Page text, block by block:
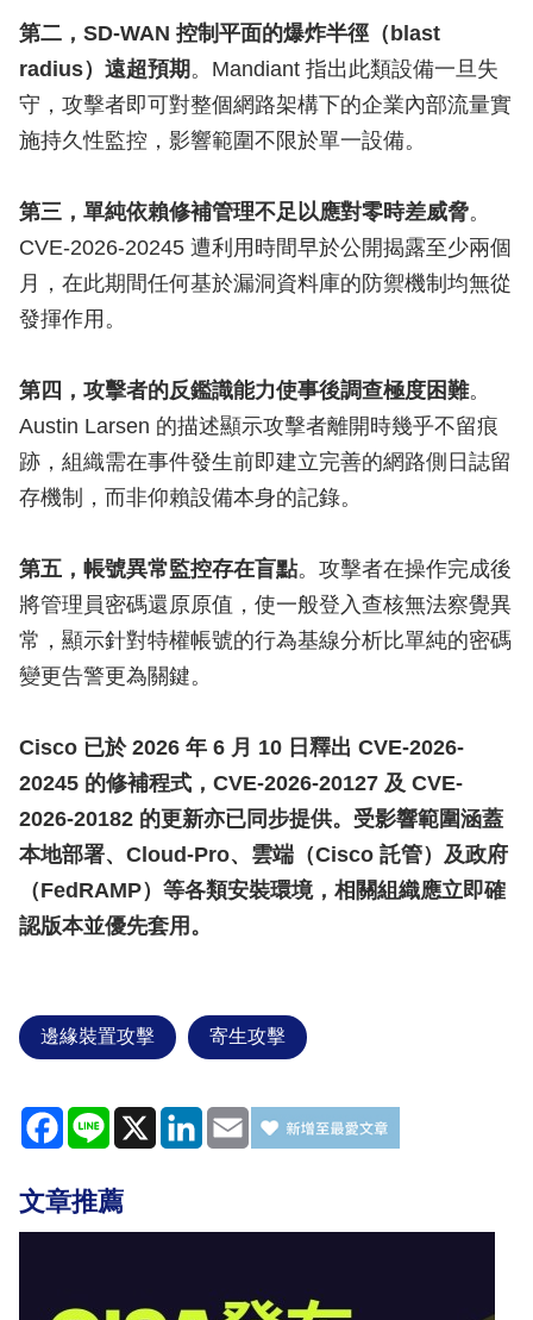
第二，SD-WAN 控制平面的爆炸半徑（blast
radius）遠超預期。Mandiant 指出此類設備一旦失
守，攻擊者即可對整個網路架構下的企業內部流量實
施持久性監控，影響範圍不限於單一設備。
第三，單純依賴修補管理不足以應對零時差威脅。
CVE-2026-20245 遭利用時間早於公開揭露至少兩個
月，在此期間任何基於漏洞資料庫的防禦機制均無從
發揮作用。
第四，攻擊者的反鑑識能力使事後調查極度困難。
Austin Larsen 的描述顯示攻擊者離開時幾乎不留痕
跡，組織需在事件發生前即建立完善的網路側日誌留
存機制，而非仰賴設備本身的記錄。
第五，帳號異常監控存在盲點。攻擊者在操作完成後
將管理員密碼還原原值，使一般登入查核無法察覺異
常，顯示針對特權帳號的行為基線分析比單純的密碼
變更告警更為關鍵。
Cisco 已於 2026 年 6 月 10 日釋出 CVE-2026-
20245 的修補程式，CVE-2026-20127 及 CVE-
2026-20182 的更新亦已同步提供。受影響範圍涵蓋
本地部署、Cloud-Pro、雲端（Cisco 託管）及政府
（FedRAMP）等各類安裝環境，相關組織應立即確
認版本並優先套用。
邊緣裝置攻擊 寄生攻擊
Facebook
Line X LinkedIn
Email
文章推薦